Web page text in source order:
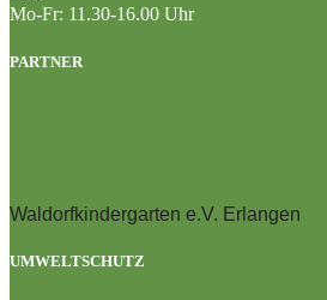
Mo-Fr: 11.30-16.00 Uhr
PARTNER
Waldorfkindergarten e.V. Erlangen
UMWELTSCHUTZ